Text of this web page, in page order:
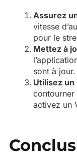
Assurez
vitesse
pour le
Mettez à
sont à jour.
Utilisez un
contourner
activez un